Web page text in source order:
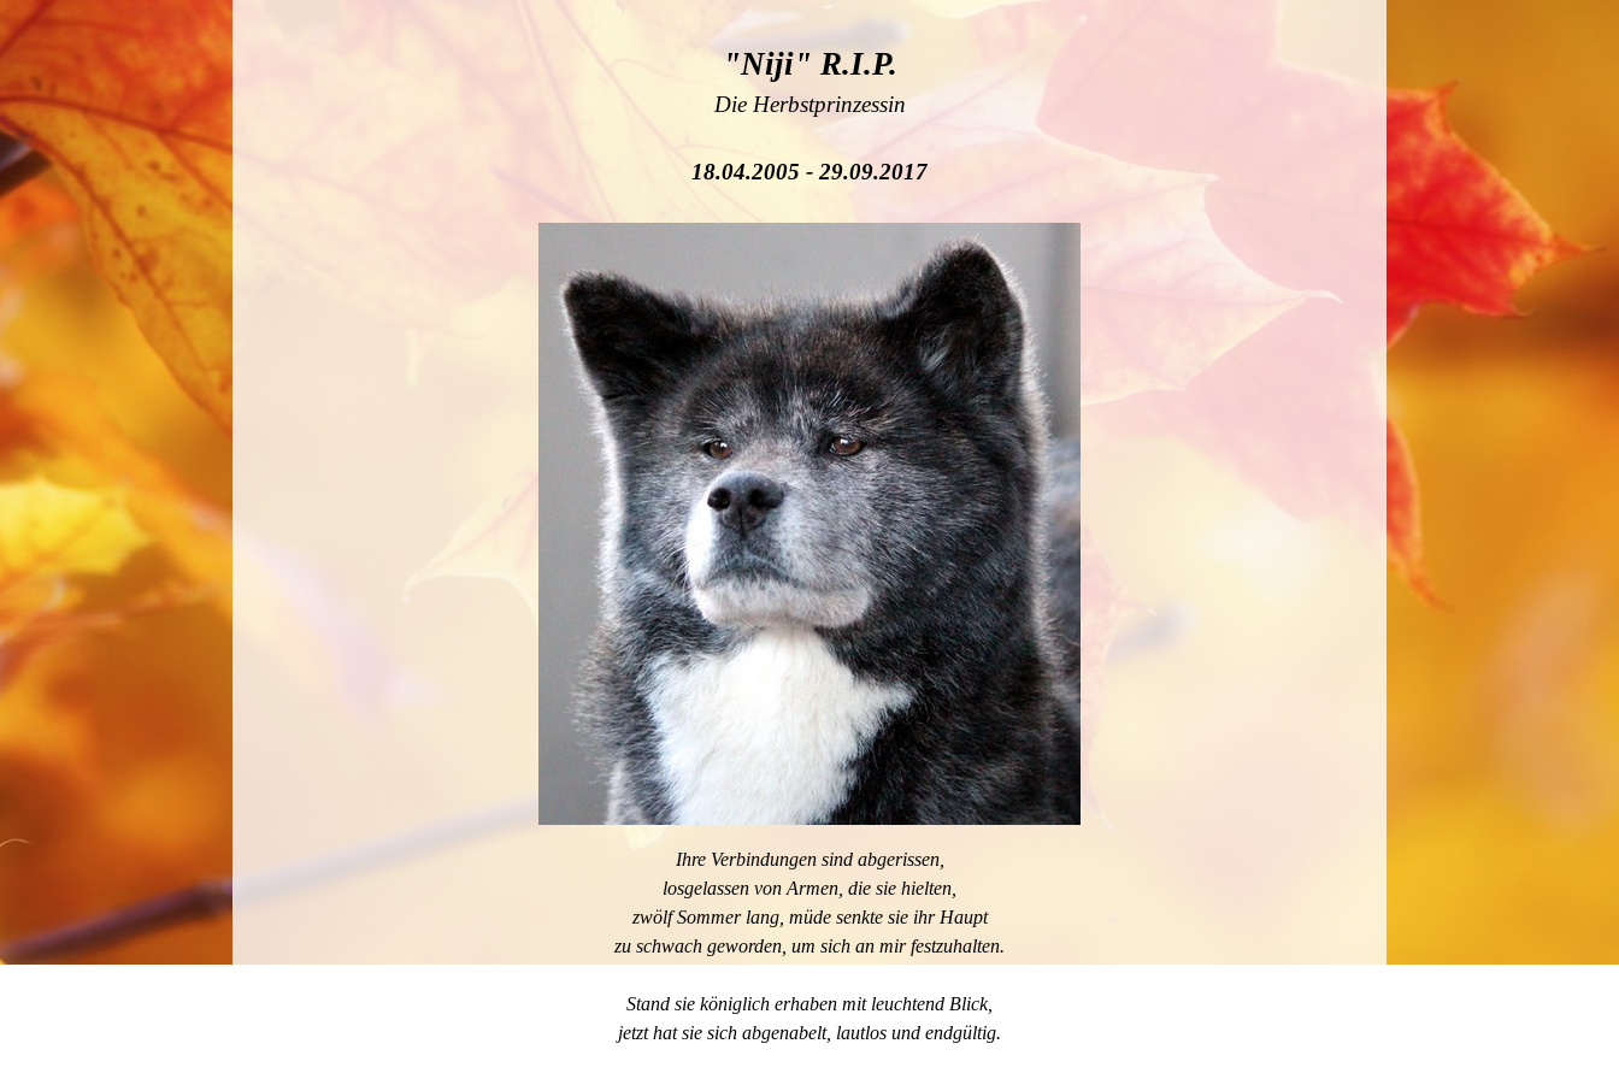
"Niji" R.I.P.
Die Herbstprinzessin
18.04.2005 - 29.09.2017
Ihre Verbindungen sind abgerissen,
losgelassen von Armen, die sie hielten,
zwölf Sommer lang, müde senkte sie ihr Haupt
zu schwach geworden, um sich an mir festzuhalten.
Stand sie königlich erhaben mit leuchtend Blick,
jetzt hat sie sich abgenabelt, lautlos und endgültig.